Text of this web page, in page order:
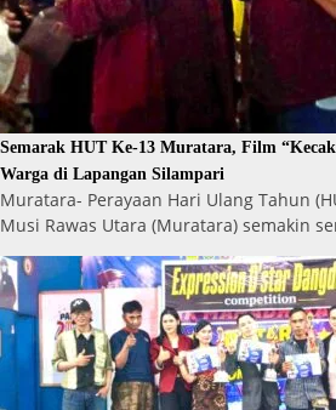
Semarak HUT Ke-13 Muratara, Film
Warga di Lapangan Silampari
Muratara- Perayaan Hari Ulang Tahun
Musi Rawas Utara (Muratara) semakin